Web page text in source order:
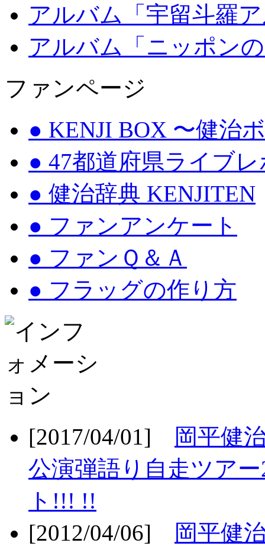
アルバム「宇留斗羅
アルバム「ニッポン
ファンページ
● KENJI BOX 〜健治
● 47都道府県ライブ
● 健治辞典 KENJITEN
● ファンアンケート
● ファンＱ＆Ａ
● フラッグの作り方
[2017/04/01]
岡平健
公演弾語り自走ツア
ト!!! !!
[2012/04/06]
岡平健